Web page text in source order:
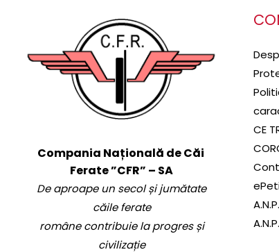
Compania Națională de Căi
Ferate ”CFR” – SA
De aproape un secol și jumătate
căile ferate
române contribuie la progres și
civilizație
CE